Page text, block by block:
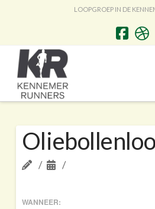
LOOPGROEP IN DE
WANNEER: